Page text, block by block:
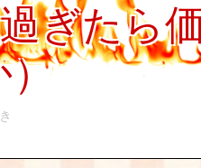
ぎたら
）